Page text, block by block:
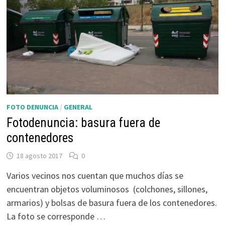
FOTO DENUNCIA/ GENERAL
Fotodenuncia: basura fuera de
contenedores
18 agosto 2017 0
Varios vecinos nos cuentan que muchos días se
encuentran objetos voluminosos (colchones, sillones,
armarios) y bolsas de basura fuera de los contenedores.
La foto se corresponde …